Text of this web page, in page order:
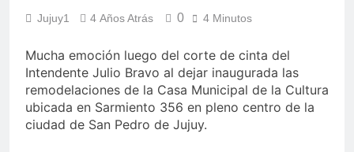
Jujuy1 4 Años Atrás 0 4 Minutos
Mucha emoción luego del corte de cinta del
Intendente Julio Bravo al dejar inaugurada las
remodelaciones de la Casa Municipal de la Cultura
ubicada en Sarmiento 356 en pleno centro de la
ciudad de San Pedro de Jujuy.